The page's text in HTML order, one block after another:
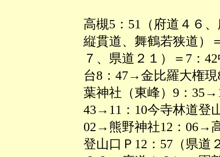
高槻5：51（府道４６
縦貫道、舞鶴若狭道）
７、県道２１）＝7：
台8：47→金比羅大権
葉神社（東峰）9：
43→11：10今寺林道登
02→熊野神社12：06→
登山口Ｐ12：57（県道